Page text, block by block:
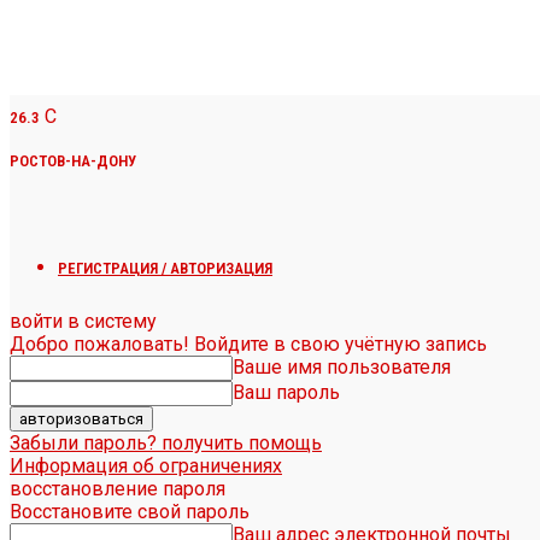
26.3 C
РОСТОВ-НА-ДОНУ
РЕГИСТРАЦИЯ / АВТОРИЗАЦИЯ
войти в систему
Добро пожаловать! Войдите в свою учётную запись
Ваше имя пользователя
Ваш пароль
Забыли пароль? получить помощь
Информация об ограничениях
восстановление пароля
Восстановите свой пароль
Ваш адрес электронной почты